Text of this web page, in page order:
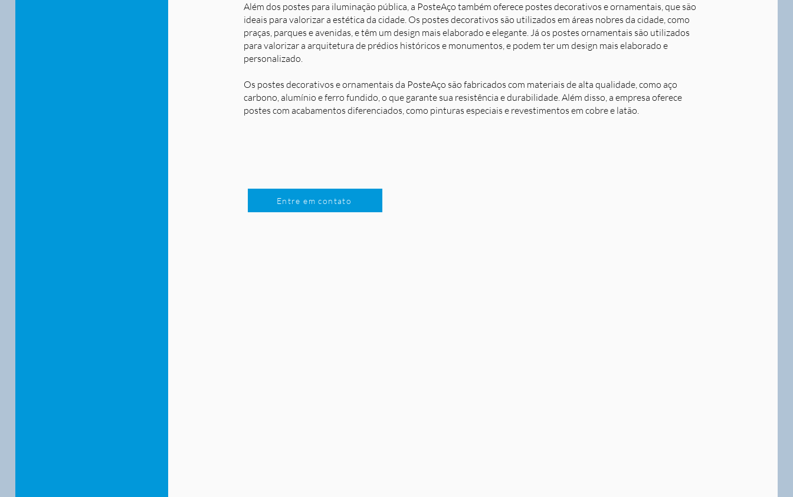
Além dos postes para iluminação pública, a PosteAço também oferece postes decorativos e ornamentais, que são
ideais para valorizar a estética da cidade. Os postes decorativos são utilizados em áreas nobres da cidade, como
praças, parques e avenidas, e têm um design mais elaborado e elegante. Já os postes ornamentais são utilizados
para valorizar a arquitetura de prédios históricos e monumentos, e podem ter um design mais elaborado e
personalizado.
Os postes decorativos e ornamentais da PosteAço são fabricados com materiais de alta qualidade, como aço
carbono, alumínio e ferro fundido, o que garante sua resistência e durabilidade. Além disso, a empresa oferece
postes com acabamentos diferenciados, como pinturas especiais e revestimentos em cobre e latão.
Entre em contato